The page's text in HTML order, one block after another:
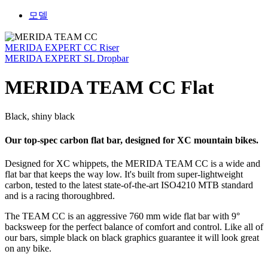
모델
MERIDA EXPERT CC Riser
MERIDA EXPERT SL Dropbar
MERIDA TEAM CC Flat
Black, shiny black
Our top-spec carbon flat bar, designed for XC mountain bikes.
Designed for XC whippets, the MERIDA TEAM CC is a wide and
flat bar that keeps the way low. It's built from super-lightweight
carbon, tested to the latest state-of-the-art ISO4210 MTB standard
and is a racing thoroughbred.
The TEAM CC is an aggressive 760 mm wide flat bar with 9°
backsweep for the perfect balance of comfort and control. Like all of
our bars, simple black on black graphics guarantee it will look great
on any bike.